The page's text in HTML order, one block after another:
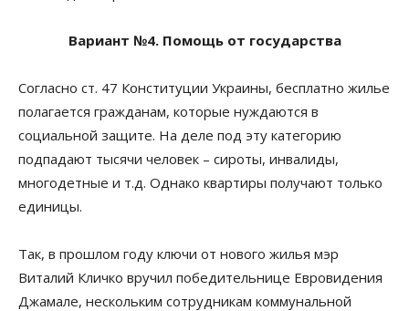
Вариант №4. Помощь от государства
Согласно ст. 47 Конституции Украины, бесплатно жилье
полагается гражданам, которые нуждаются в
социальной защите. На деле под эту категорию
подпадают тысячи человек – сироты, инвалиды,
многодетные и т.д. Однако квартиры получают только
единицы.
Так, в прошлом году ключи от нового жилья мэр
Виталий Кличко вручил победительнице Евровидения
Джамале, нескольким сотрудникам коммунальной